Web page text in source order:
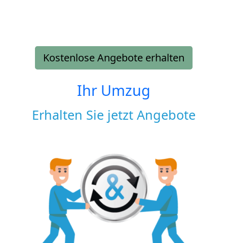
Kostenlose Angebote erhalten
Ihr Umzug
Erhalten Sie jetzt Angebote